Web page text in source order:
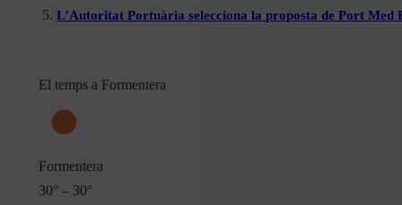
L’Autoritat Portuària selecciona la proposta de Port
El temps a Formentera
Formentera
30° – 30°